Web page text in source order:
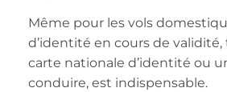
Même pour les vols
d’identité en cours de validité,
carte nationale d’identité ou
conduire, est indispensable.